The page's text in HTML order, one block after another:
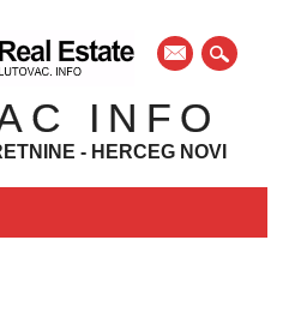
mail
INFO
- HERCEG NOVI